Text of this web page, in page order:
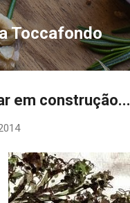
Toccafondo
em construção...